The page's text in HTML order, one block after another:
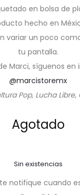
en bolsa de
hecho en
variar un poco
tu pantalla.
Marci, síguenos en
@marcistoremx
Pop, Lucha
Agotado
Sin existencias
notifique cuando